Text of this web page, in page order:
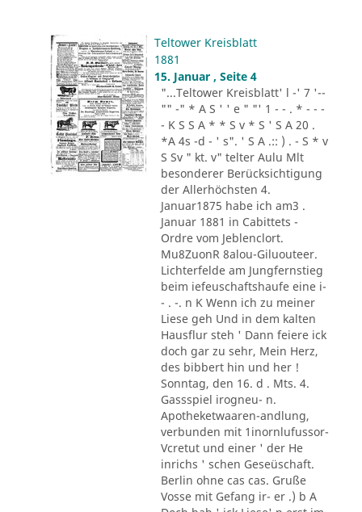
Teltower Kreisblatt
1881
15. Januar , Seite 4
"...Teltower Kreisblatt' l -' 7 '--
"" -" * A S ' ' e " "' 1 - - . * - - -
- K S S A * * S v * S ' S A 20 .
*A 4s -d - ' s". ' S A .:: ) . - S * v
S Sv " kt. v" telter Aulu Mlt
besonderer Berücksichtigung
der Allerhöchsten 4.
Januar1875 habe ich am3 .
Januar 1881 in Cabittets -
Ordre vom Jeblenclort.
Mu8ZuonR 8alou-Giluouteer.
Lichterfelde am Jungfernstieg
beim iefeuschaftshaufe eine i-
- . -. n K Wenn ich zu meiner
Liese geh Und in dem kalten
Hausflur steh ' Dann feiere ick
doch gar zu sehr, Mein Herz,
des bibbert hin und her !
Sonntag, den 16. d . Mts. 4.
Gassspiel irogneu- n.
Apotheketwaaren-andlung,
verbunden mit 1inornlufussor-
Vcretut und einer ' der He
inrichs ' schen Geseüschaft.
Berlin ohne cas cas. Gruße
Vosse mit Gefang ir- er .) b A